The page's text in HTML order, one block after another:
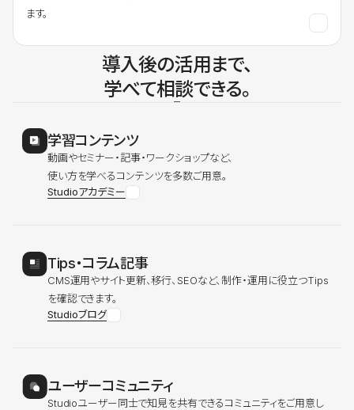
ます。
導入後の活用まで、
学べて相談できる。
学習コンテンツ
動画やセミナー・記事・ワークショップなど、
使い方を学べるコンテンツを多数ご用意。
Studioアカデミー
Tips・コラム記事
CMS運用やサイト更新、移行、SEOなど、制作・運用に役立つTips
を確認できます。
Studioブログ
ユーザーコミュニティ
Studioユーザー同士で知見を共有できるコミュニティをご用意し